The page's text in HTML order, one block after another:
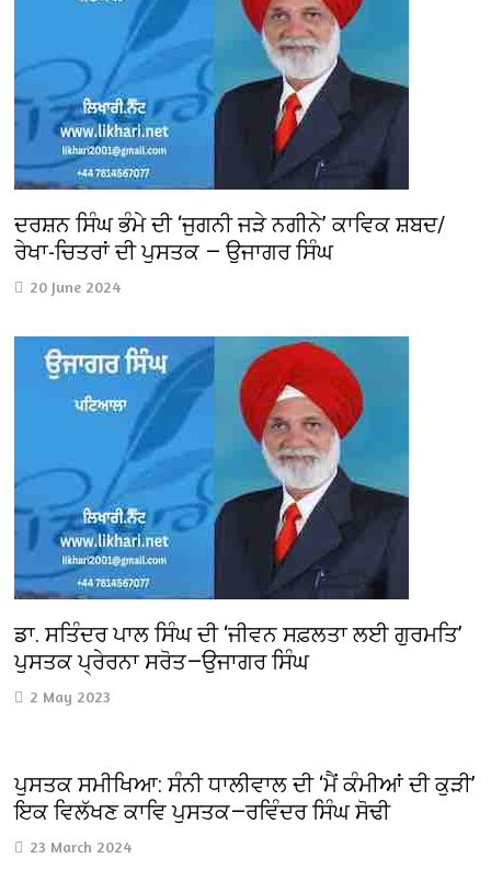
ਦਰਸ਼ਨ ਸਿੰਘ ਭੰਮੇ ਦੀ ‘ਜੁਗਨੀ ਜੜੇ ਨਗੀਨੇ’ ਕਾਵਿਕ ਸ਼ਬਦ/
ਰੇਖਾ-ਚਿਤਰਾਂ ਦੀ ਪੁਸਤਕ — ਉਜਾਗਰ ਸਿੰਘ
20 June 2024
ਡਾ. ਸਤਿੰਦਰ ਪਾਲ ਸਿੰਘ ਦੀ ‘ਜੀਵਨ ਸਫ਼ਲਤਾ ਲਈ ਗੁਰਮਤਿ’
ਪੁਸਤਕ ਪ੍ਰੇਰਨਾ ਸਰੋਤ—ਉਜਾਗਰ ਸਿੰਘ
2 May 2023
ਪੁਸਤਕ ਸਮੀਖਿਆ: ਸੰਨੀ ਧਾਲੀਵਾਲ ਦੀ ‘ਮੈਂ ਕੰਮੀਆਂ ਦੀ ਕੁੜੀ’
ਇਕ ਵਿਲੱਖਣ ਕਾਵਿ ਪੁਸਤਕ—ਰਵਿੰਦਰ ਸਿੰਘ ਸੋਢੀ
23 March 2024